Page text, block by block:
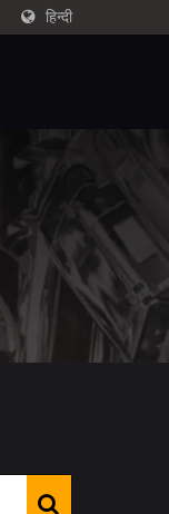
हिन्दी